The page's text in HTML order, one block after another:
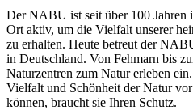
Der NABU ist seit über 100 Jahren
Ort aktiv, um die Vielfalt unserer
zu erhalten. Heute betreut der
in Deutschland. Von Fehmarn bis
Naturzentren zum Natur erleben
Vielfalt und Schönheit der Natur
können, braucht sie Ihren Schutz.